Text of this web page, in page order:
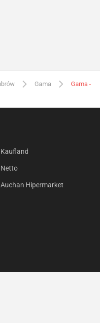
Gama
Gama -
Kaufland
Netto
Auchan Hipermarket